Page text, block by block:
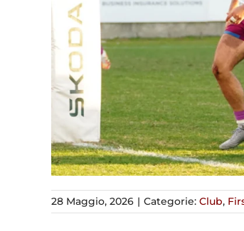
28 Maggio, 2026 | Categorie: Club,